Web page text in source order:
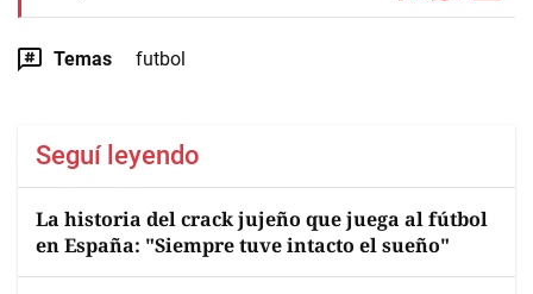
Temas futbol
Seguí leyendo
La historia del crack jujeño que juega al fútbol
en España: "Siempre tuve intacto el sueño"